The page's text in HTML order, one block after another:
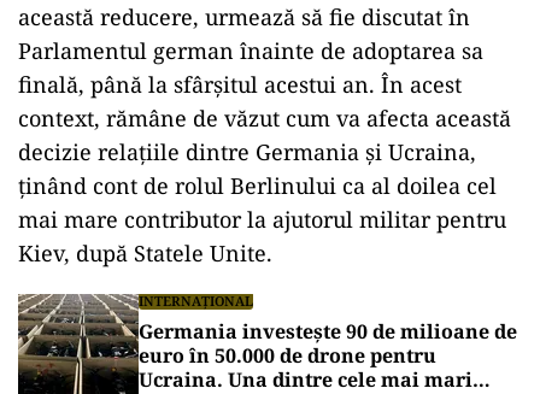
această reducere, urmează să fie discutat în
Parlamentul german înainte de adoptarea sa
finală, până la sfârșitul acestui an. În acest
context, rămâne de văzut cum va afecta această
decizie relațiile dintre Germania și Ucraina,
ținând cont de rolul Berlinului ca al doilea cel
mai mare contributor la ajutorul militar pentru
Kiev, după Statele Unite.
INTERNAȚIONAL
Germania investește 90 de milioane de
euro în 50.000 de drone pentru
Ucraina. Una dintre cele mai mari